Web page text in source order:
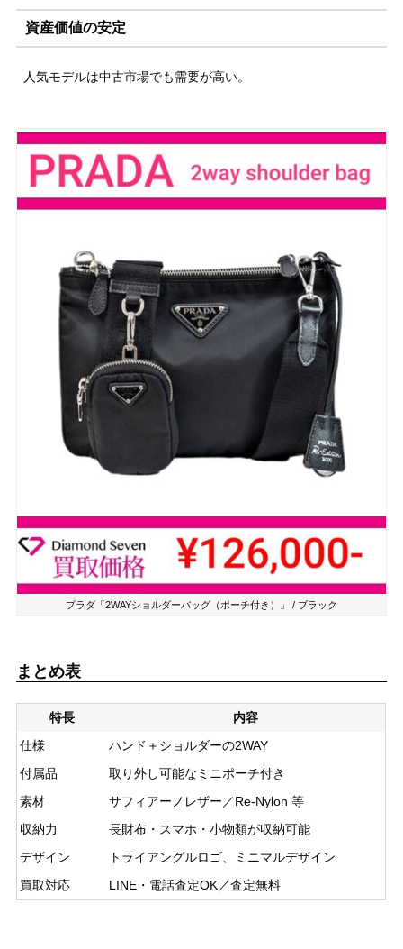
資産価値の安定
人気モデルは中古市場でも需要が高い。
プラダ「2WAYショルダーバッグ（ポーチ付き）」 / ブラック
まとめ表
特長
内容
仕様
ハンド＋ショルダーの2WAY
付属品
取り外し可能なミニポーチ付き
素材
サフィアーノレザー／Re-Nylon 等
収納力
長財布・スマホ・小物類が収納可能
デザイン
トライアングルロゴ、ミニマルデザイン
買取対応
LINE・電話査定OK／査定無料